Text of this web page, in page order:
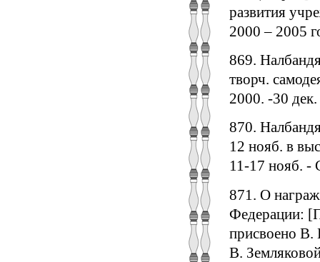
развития
2000 – 2005
869.
творч.
2000. -30
870.
12 нояб. в
11-17 нояб. -
871. О
Федерации:
присвоено В.
В.